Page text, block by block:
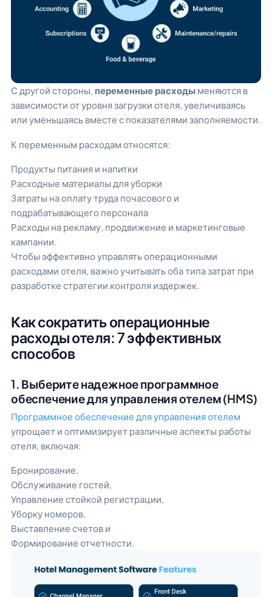
С другой стороны, переменные расходы меняются в
зависимости от уровня загрузки отеля, увеличиваясь
или уменьшаясь вместе с показателями заполняемости.
К переменным расходам относятся:
Продукты питания и напитки
Расходные материалы для уборки
Затраты на оплату труда почасового и
подрабатывающего персонала
Расходы на рекламу, продвижение и маркетинговые
кампании.
Чтобы эффективно управлять операционными
расходами отеля, важно учитывать оба типа затрат при
разработке стратегии контроля издержек.
Как сократить операционные
расходы отеля: 7 эффективных
способов
1. Выберите надежное программное
обеспечение для управления отелем (HMS)
Программное обеспечение для управления отелем
упрощает и оптимизирует различные аспекты работы
отеля, включая:
Бронирование,
Обслуживание гостей,
Управление стойкой регистрации,
Уборку номеров,
Выставление счетов и
Формирование отчетности.